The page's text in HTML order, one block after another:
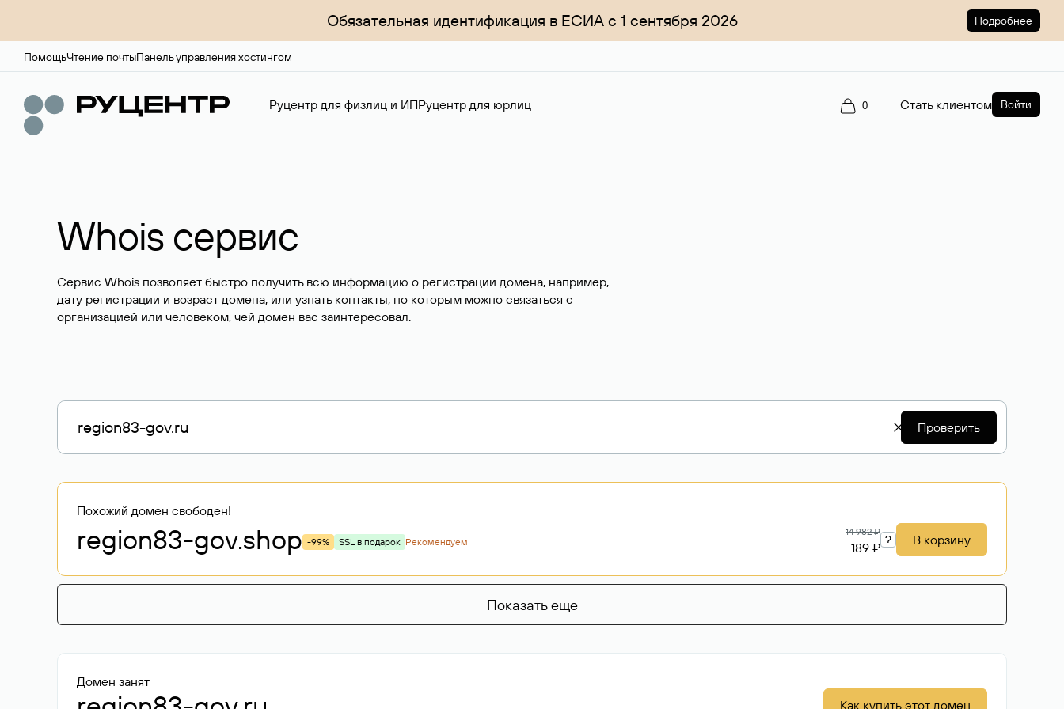
Обязательная идентификация в ЕСИА с 1 сентября 2026 Подробнее
ПомощьЧтение почтыПанель управления хостингом
Руцентр для физлиц и ИПРуцентр для юрлиц 0 Стать клиентом Войти
Whois сервис
Сервис Whois позволяет быстро получить всю информацию о регистрации домена, например,
дату регистрации и возраст домена, или узнать контакты, по которым можно связаться с
организацией или человеком, чей домен вас заинтересовал.
Проверить
Похожий домен свободен!
region83-gov.shop -99% SSL в подарок Рекомендуем
14 982 ₽
189 ₽ ? В корзину
Показать еще
Домен занят
Как купить этот домен